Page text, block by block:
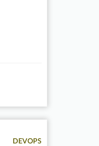
DEVOPS